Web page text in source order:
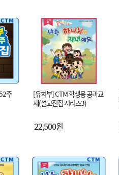
주
[유치부] CTM 학생용 공과교
재(설교전집 시리즈3)
22,500원